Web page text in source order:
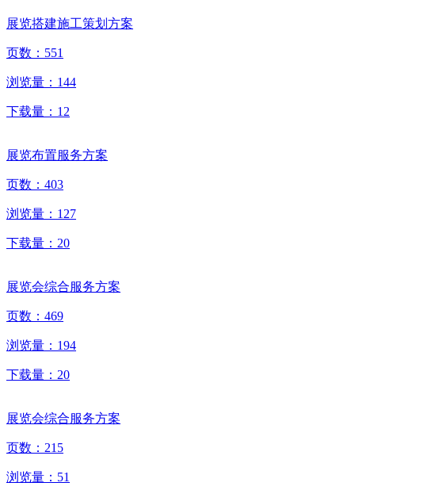
展览搭建施工策划方案
页数： 551
浏览量： 144
下载量： 12
展览布置服务方案
页数： 403
浏览量： 127
下载量： 20
展览会综合服务方案
页数： 469
浏览量： 194
下载量： 20
展览会综合服务方案
页数： 215
浏览量： 51